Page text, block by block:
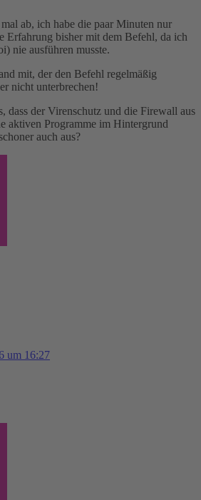
ab, ich habe die paar Minuten nur
Erfahrung bisher mit dem Befehl, da ich
nie ausführen musste.
mit, der den Befehl regelmäßig
nicht unterbrechen!
dass der Virenschutz und die Firewall aus
aktiven Programme im Hintergrund
auch aus?
um 16:27